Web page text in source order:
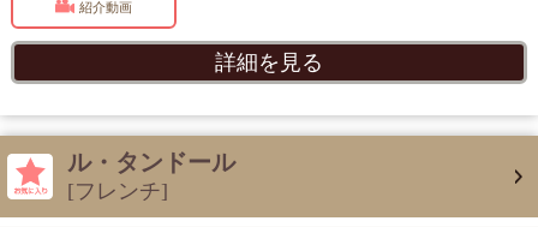
紹介動画
詳細を見る
ル・タンドール
[フレンチ]